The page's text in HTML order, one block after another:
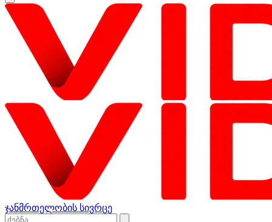
ჯანმრთელობის სივრცე